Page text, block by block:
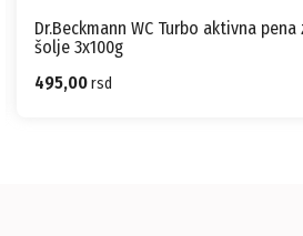
Dr.Beckmann WC Turbo aktivna pena
šolje 3x100g
495,00rsd